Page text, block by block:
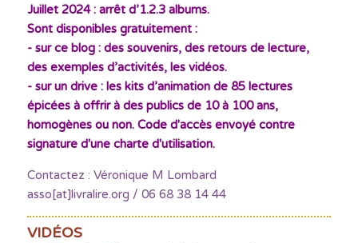
Juillet 2024 : arrêt d’1.2.3 albums.
Sont disponibles gratuitement :
- sur ce blog : des souvenirs, des retours de lecture,
des exemples d’activités, les vidéos.
- sur un drive : les kits d’animation de 85 lectures
épicées à offrir à des publics de 10 à 100 ans,
homogènes ou non. Code d'accès envoyé contre
signature d'une charte d'utilisation.
Contactez : Véronique M Lombard
asso[at]livralire.org / 06 68 38 14 44
VIDÉOS